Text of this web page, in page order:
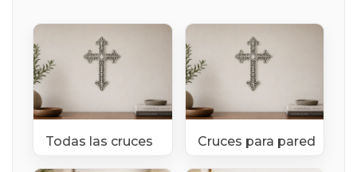
Todas las cruces Cruces para pared